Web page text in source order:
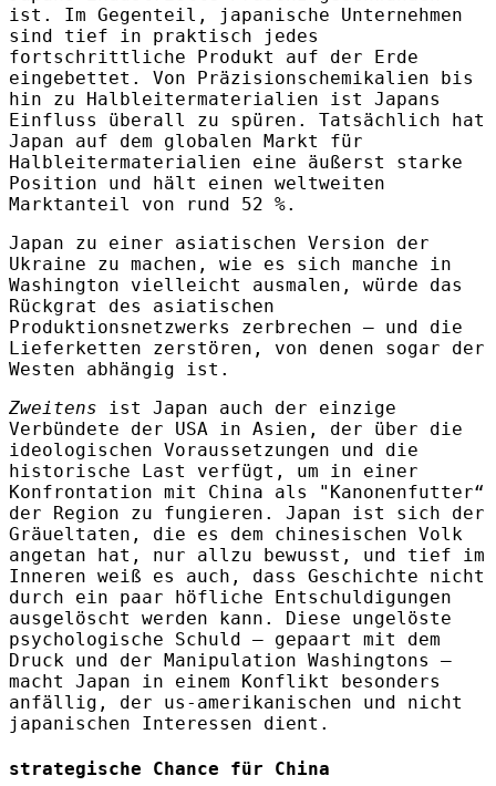
ist. Im Gegenteil, japanische Unternehmen
sind tief in praktisch jedes
fortschrittliche Produkt auf der Erde
eingebettet. Von Präzisionschemikalien bis
hin zu Halbleitermaterialien ist Japans
Einfluss überall zu spüren. Tatsächlich hat
Japan auf dem globalen Markt für
Halbleitermaterialien eine äußerst starke
Position und hält einen weltweiten
Marktanteil von rund 52 %.
Japan zu einer asiatischen Version der
Ukraine zu machen, wie es sich manche in
Washington vielleicht ausmalen, würde das
Rückgrat des asiatischen
Produktionsnetzwerks zerbrechen – und die
Lieferketten zerstören, von denen sogar der
Westen abhängig ist.
Zweitens ist Japan auch der einzige
Verbündete der USA in Asien, der über die
ideologischen Voraussetzungen und die
historische Last verfügt, um in einer
Konfrontation mit China als "Kanonenfutter“
der Region zu fungieren. Japan ist sich der
Gräueltaten, die es dem chinesischen Volk
angetan hat, nur allzu bewusst, und tief im
Inneren weiß es auch, dass Geschichte nicht
durch ein paar höfliche Entschuldigungen
ausgelöscht werden kann. Diese ungelöste
psychologische Schuld – gepaart mit dem
Druck und der Manipulation Washingtons –
macht Japan in einem Konflikt besonders
anfällig, der us-amerikanischen und nicht
japanischen Interessen dient.
strategische Chance für China